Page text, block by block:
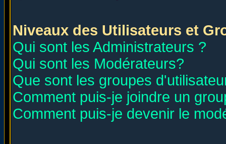
Niveaux des Utilisateurs et
Qui sont les Administrateurs ?
Qui sont les Modérateurs?
Que sont les groupes
Comment puis-je joindre un
Comment puis-je devenir le